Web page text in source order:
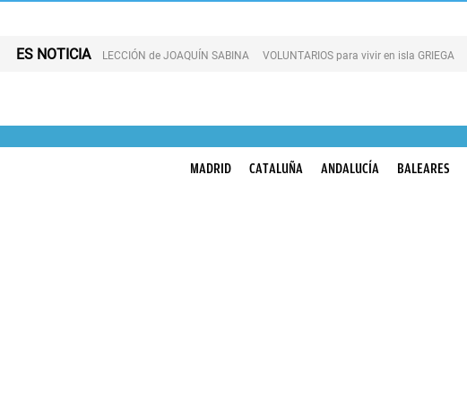
ES NOTICIA LECCIÓN de JOAQUÍN SABINA VOLUNTARIOS para vivir en isla GRIEGA
MADRID CATALUÑA ANDALUCÍA BALEARES